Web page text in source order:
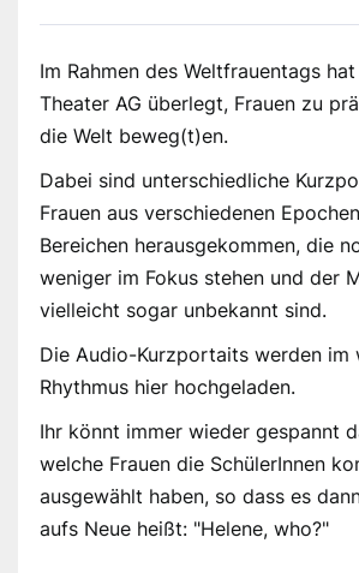
Im Rahmen des Weltfrauentags
Theater AG überlegt, Frauen zu
die Welt beweg(t)en.
Dabei sind unterschiedliche
Frauen aus verschiedenen
Bereichen herausgekommen, die
weniger im Fokus stehen und der
vielleicht sogar unbekannt sind.
Die Audio-Kurzportaits werden im
Rhythmus hier hochgeladen.
Ihr könnt immer wieder gespannt
welche Frauen die SchülerInnen
ausgewählt haben, so dass es
aufs Neue heißt: "Helene, who?"